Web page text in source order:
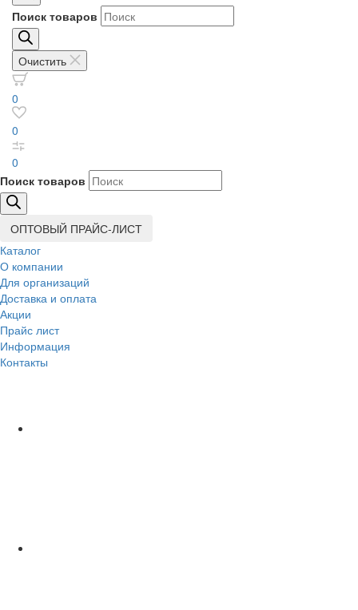
Поиск товаров
Очистить
0
0
0
Поиск товаров
ОПТОВЫЙ ПРАЙС-ЛИСТ
Каталог
О компании
Для организаций
Доставка и оплата
Акции
Прайс лист
Информация
Контакты